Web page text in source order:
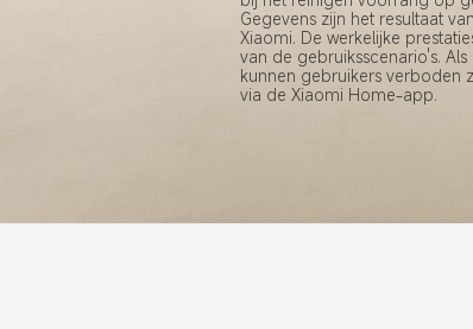
Gegevens zijn het resultaat
Xiaomi. De werkelijke
van de gebruiksscenario's.
kunnen gebruikers verboden
via de Xiaomi Home-app.